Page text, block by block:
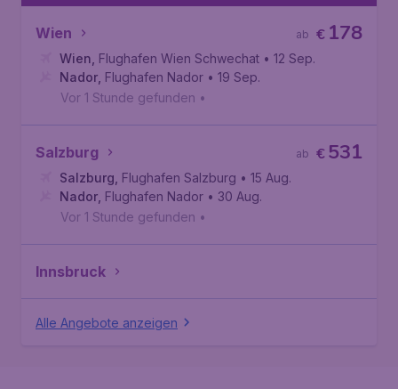
Wien € 178
ab
Wien Flughafen Wien Schwechat • 12 Sep.
Nador Flughafen Nador • 19 Sep.
Vor 1 Stunde gefunden •
Salzburg €531
ab
Salzburg Flughafen Salzburg • 15 Aug.
Nador Flughafen Nador • 30 Aug.
Vor 1 Stunde gefunden •
Innsbruck
Alle Angebote anzeigen